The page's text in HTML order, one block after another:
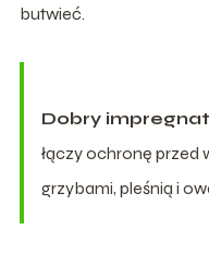
butwieć.
Dobry
łączy ochronę przed
grzybami, pleśnią i